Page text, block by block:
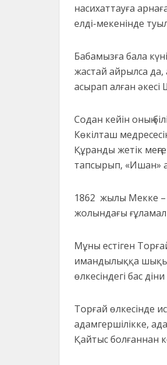
насихаттауға
елді-мекенінде
Бабамызға бала
жастай айрылса
асырап алған
Содан кейін оның
Көкілташ
Құранды жетік
тапсырып, «Ишан»
1862 жылы Мекке –
жолындағы
Мұны естіген
имандылыққа
өлкесіндегі бас
Торғай өлкесінде
адамгершілікке,
Қайтыс болғаннан